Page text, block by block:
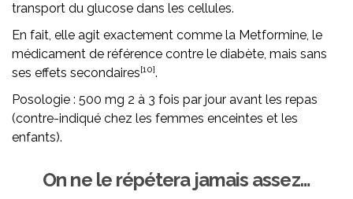
transport du glucose dans les cellules.
En fait, elle agit exactement comme la Metformine, le
médicament de référence contre le diabète, mais sans
ses effets secondaires[10].
Posologie : 500 mg 2 à 3 fois par jour avant les repas
(contre-indiqué chez les femmes enceintes et les
enfants).
On ne le répétera jamais assez…